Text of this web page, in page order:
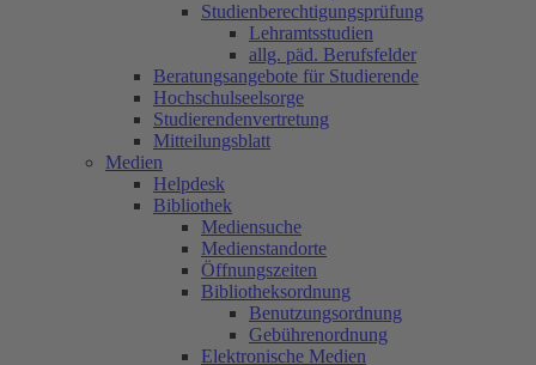
Studienberechtigungsprüfung
Lehramtsstudien
allg. päd. Berufsfelder
Beratungsangebote für Studierende
Hochschulseelsorge
Studierendenvertretung
Mitteilungsblatt
Medien
Helpdesk
Bibliothek
Mediensuche
Medienstandorte
Öffnungszeiten
Bibliotheksordnung
Benutzungsordnung
Gebührenordnung
Elektronische Medien